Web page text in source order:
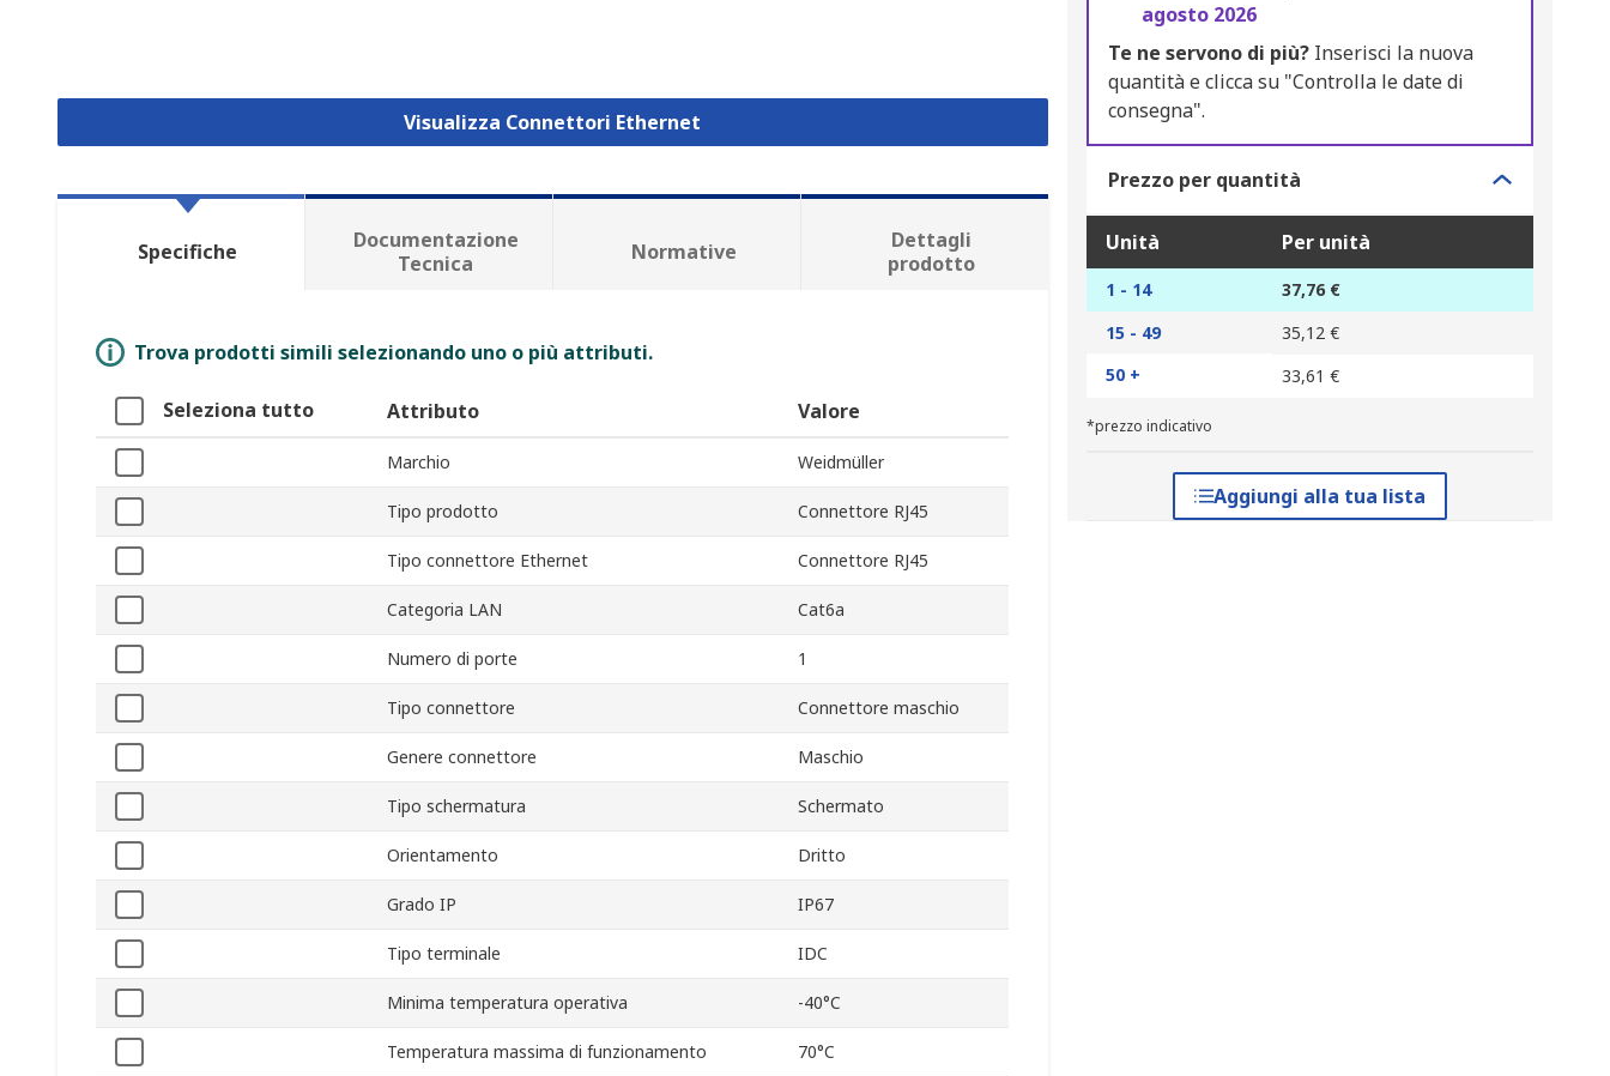
Visualizza Connettori Ethernet
agosto 2026
Te ne servono di più?Inserisci la nuova
quantità e clicca su "Controlla le date di
consegna".
Prezzo per quantità
Unità Per unità
1 - 14
37,76 €
15 - 49
35,12 €
50 +
33,61 €
*prezzo indicativo
Aggiungi alla tua lista
Specifiche
Documentazione
Tecnica
Normative
Dettagli
prodotto
Trova prodotti simili selezionando uno o più attributi.
Seleziona tutto Attributo Valore
Marchio Weidmüller
Tipo prodotto Connettore RJ45
Tipo connettore Ethernet Connettore RJ45
Categoria LAN Cat6a
Numero di porte 1
Tipo connettore Connettore maschio
Genere connettore Maschio
Tipo schermatura Schermato
Orientamento Dritto
Grado IP IP67
Tipo terminale IDC
Minima temperatura operativa -40°C
Temperatura massima di funzionamento 70°C